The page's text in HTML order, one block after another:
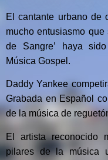
El cantante urbano de
mucho entusiasmo
de Sangre’ haya
Música Gospel.
Daddy Yankee
Grabada en Español
de la música de
El artista reconocido
pilares de la música